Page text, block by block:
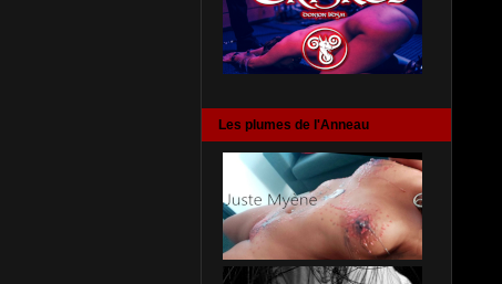
Les plumes de l'Anneau